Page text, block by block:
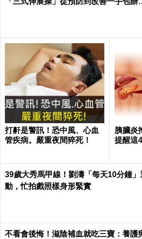
打鼾是警訊！恐中風、心血
管疾病。嚴重夜間猝死！
胰臟炎
提醒這
39歲大秀馬甲線！劉濤「每天10分鐘」
動，忙拍戲照樣身形緊實
不看會後悔！滋陰補血就吃三寶：養護